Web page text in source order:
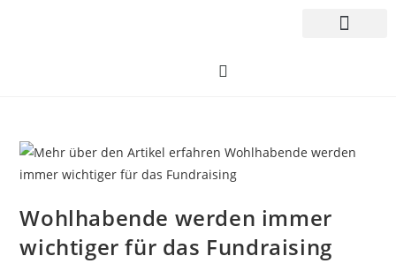
Wohlhabende werden immer
wichtiger für das Fundraising